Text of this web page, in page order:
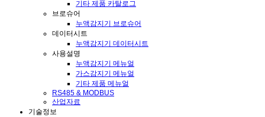
기타 제품 카탈로그
브로슈어
누액감지기 브로슈어
데이터시트
누액감지기 데이터시트
사용설명
누액감지기 메뉴얼
가스감지기 메뉴얼
기타 제품 메뉴얼
RS485 & MODBUS
산업자료
기술정보